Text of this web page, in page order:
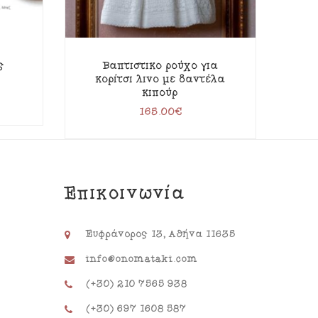
Βαπτιστικό ρούχο για
κορίτσι λινό με δαντέλα
κιπούρ
165.00€
Επικοινωνία
Ευφράνορος 13, Αθήνα 11635
info@onomataki.com
(+30) 210 7565 938
(+30) 697 1608 587